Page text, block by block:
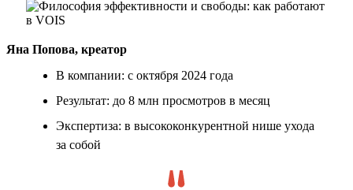
Яна Попова, креатор
В компании: с октября 2024 года
Результат: до 8 млн просмотров в месяц
Экспертиза: в высококонкурентной нише ухода
за собой